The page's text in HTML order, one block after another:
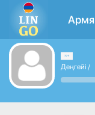
Деңгейі /